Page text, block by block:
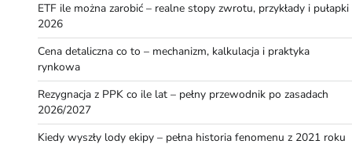
ETF ile można zarobić – realne stopy zwrotu, przykłady i pułapki
2026
Cena detaliczna co to – mechanizm, kalkulacja i praktyka
rynkowa
Rezygnacja z PPK co ile lat – pełny przewodnik po zasadach
2026/2027
Kiedy wyszły lody ekipy – pełna historia fenomenu z 2021 roku